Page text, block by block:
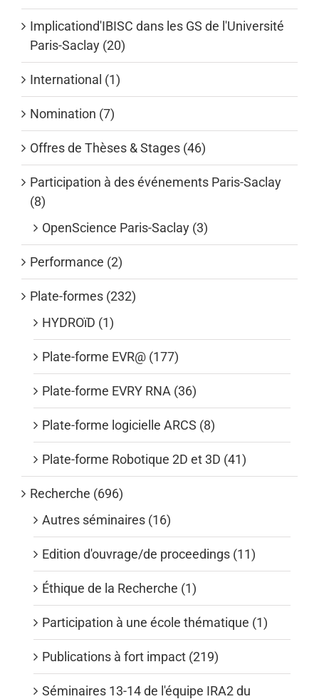
Implicationd'IBISC dans les GS de l'Université
Paris-Saclay (20)
International (1)
Nomination (7)
Offres de Thèses & Stages (46)
Participation à des événements Paris-Saclay
(8)
OpenScience Paris-Saclay (3)
Performance (2)
Plate-formes (232)
HYDROïD (1)
Plate-forme EVR@ (177)
Plate-forme EVRY RNA (36)
Plate-forme logicielle ARCS (8)
Plate-forme Robotique 2D et 3D (41)
Recherche (696)
Autres séminaires (16)
Edition d'ouvrage/de proceedings (11)
Éthique de la Recherche (1)
Participation à une école thématique (1)
Publications à fort impact (219)
Séminaires 13-14 de l'équipe IRA2 du